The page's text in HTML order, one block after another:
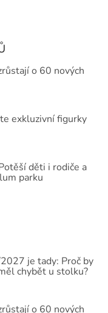
o 60 nových
exkluzivní figurky
děti i rodiče a
parku
je tady: Proč by
chybět u stolku?
o 60 nových